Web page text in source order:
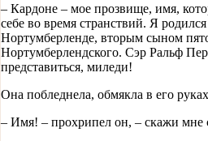
– Кардоне – мое прозвище, имя,
себе во время странствий. Я
Нортумберленде, вторым сыном
Нортумберлендского. Сэр Ральф
представиться, миледи!
Она побледнела, обмякла в его
– Имя! – прохрипел он, – скажи мне